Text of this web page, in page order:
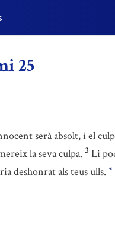
25
serà absolt, i el
la seva culpa. 3 Li
deshonrat als teus ulls. *